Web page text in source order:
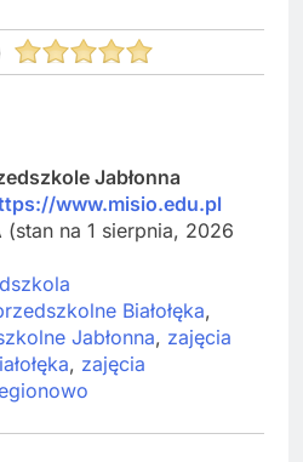
Jabłonna
www.misio.edu.pl
(stan na 1 sierpnia, 2026
Białołęka,
Jabłonna, zajęcia
, zajęcia